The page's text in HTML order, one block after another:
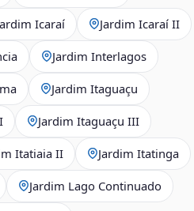
Icaraí Jardim Icaraí II
Jardim Interlagos
Jardim Itaguaçu
Jardim Itaguaçu III
Itatiaia II Jardim Itatinga
Jardim Lago Continuado